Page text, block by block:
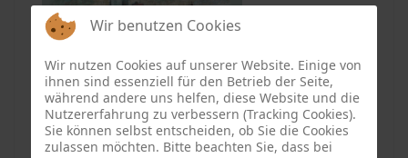
Wir benutzen Cookies
Wir nutzen Cookies auf unserer Website. Einige von
ihnen sind essenziell für den Betrieb der Seite,
während andere uns helfen, diese Website und die
Nutzererfahrung zu verbessern (Tracking Cookies).
Sie können selbst entscheiden, ob Sie die Cookies
zulassen möchten. Bitte beachten Sie, dass bei